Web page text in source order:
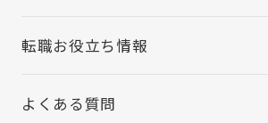
転職お役立ち情報
よくある質問